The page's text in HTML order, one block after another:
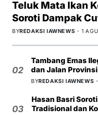
Teluk Mata Ikan
Soroti Dampak
BYREDAKSI IAWNEWS 1
02
Tambang Emas
dan Jalan Provinsi
BYREDAKSI IAWNEWS
03
Hasan Basri
Tradisional dan